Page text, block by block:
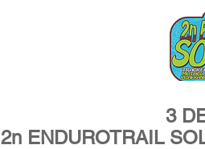
3
2n ENDUROTRAIL